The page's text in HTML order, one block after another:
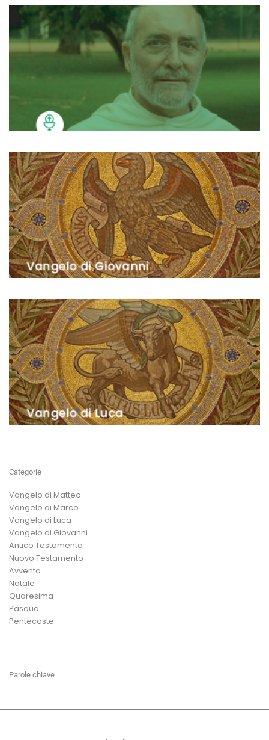
Categorie
Vangelo di Matteo
Vangelo di Marco
Vangelo di Luca
Vangelo di Giovanni
Antico Testamento
Nuovo Testamento
Avvento
Natale
Quaresima
Pasqua
Pentecoste
Parole chiave